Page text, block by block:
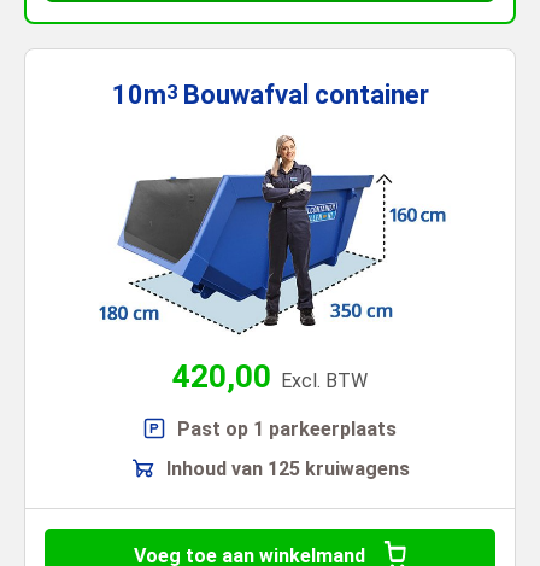
10m3 Bouwafval container
420,00 Excl. BTW
Past op 1 parkeerplaats
Inhoud van 125 kruiwagens
Voeg toe aan winkelmand